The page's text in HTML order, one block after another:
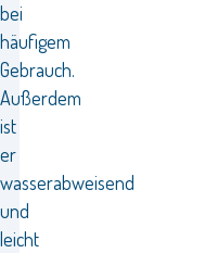
bei
häufigem
Gebrauch.
Außerdem
ist
er
wasserabweisend
und
leicht